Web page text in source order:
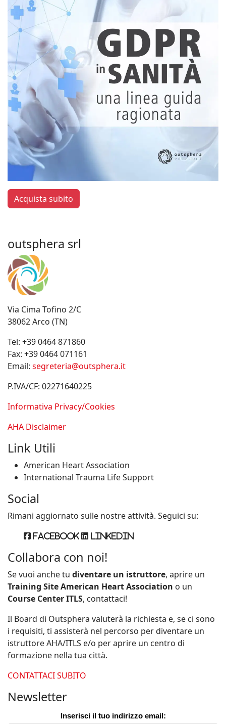
Acquista subito
outsphera srl
Via Cima Tofino 2/C
38062 Arco (TN)
Tel: +39 0464 871860
Fax: +39 0464 071161
Email: segreteria@outsphera.it
P.IVA/CF: 02271640225
Informativa Privacy/Cookies
AHA Disclaimer
Link Utili
American Heart Association
International Trauma Life Support
Social
Rimani aggiornato sulle nostre attività. Seguici su:
Facebook Linkedin
Collabora con noi!
Se vuoi anche tu diventare un istruttore, aprire un
Training Site American Heart Association o un
Course Center ITLS, contattaci!
Il Board di Outsphera valuterà la richiesta e, se ci sono
i requisiti, ti assisterà nel percorso per diventare un
istruttore AHA/ITLS e/o per aprire un centro di
formazione nella tua città.
CONTATTACI SUBITO
Newsletter
Inserisci il tuo indirizzo email: